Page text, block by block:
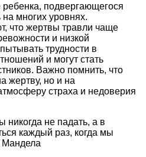
подвергающегося
многих уровнях.
что жертвы травли чаще
и низкой
трудности в
и могут стать
Важно помнить, что
жертву, но и на
страха и недоверия
никогда не падать, а в
каждый раз, когда мы